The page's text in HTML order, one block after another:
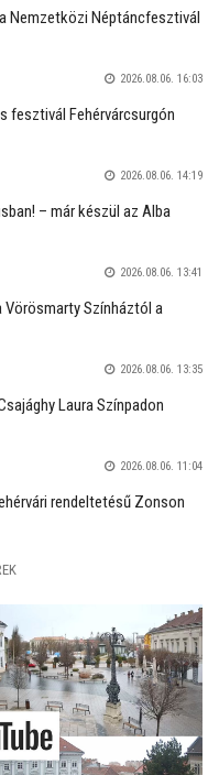
Nemzetközi Néptáncfesztivál
2026.08.06. 16:03
fesztivál Fehérvárcsurgón
2026.08.06. 14:19
– már készül az Alba
2026.08.06. 13:41
Vörösmarty Színháztól a
2026.08.06. 13:35
Laura Színpadon
2026.08.06. 11:04
rendeltetésű Zonson